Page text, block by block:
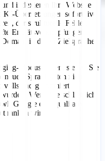
indexieren Ihre Website
Übersetzungen sofort live
der strukturelle Fehler,
Entitätsverknüpfungen
in dieser Zielsprache
Modus halten, stellen Sie
Sprachseiten nicht
vollständig optimiert,
Wenn Sie schließlich
Google eine qualitativ
ranken wird.